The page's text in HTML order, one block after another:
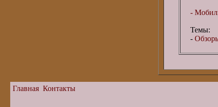
-
Темы:
-
Главная Контакты